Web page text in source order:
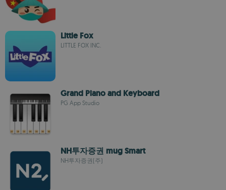
Little Fox
LITTLE FOX INC.
Grand Piano and Keyboard
PG App Studio
NH투자증권 mug Smart
NH투자증권(주)